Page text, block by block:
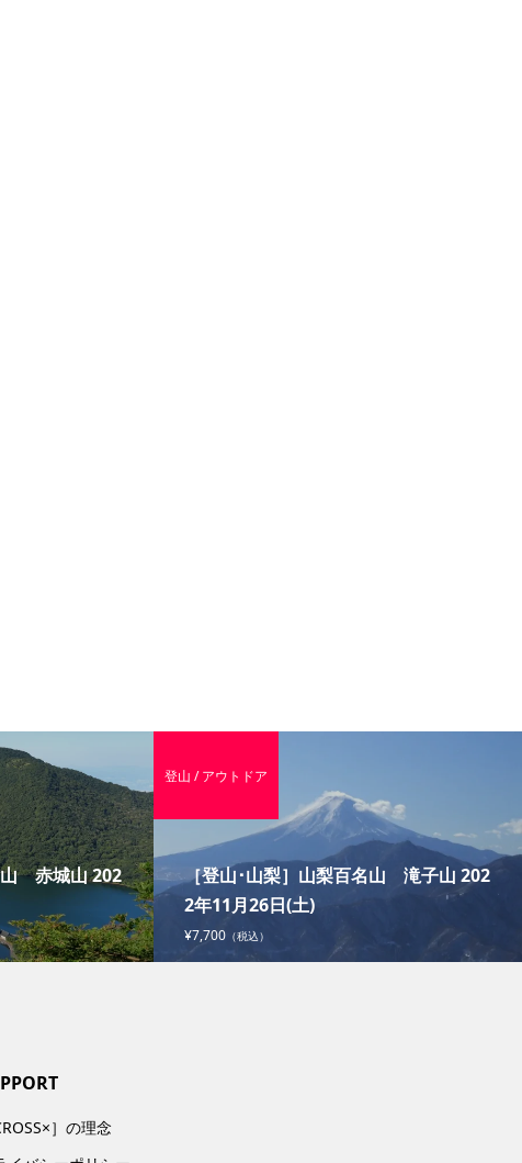
山 赤城山 202
［登山･山梨］山梨百名山 滝子山 202
2年11月26日(土)
¥7,700（税込）
登山 / アウトドア
］の理念